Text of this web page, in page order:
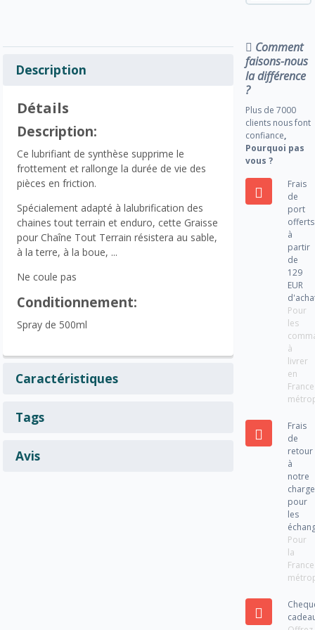
Description
Détails
Description:
Ce lubrifiant de synthèse supprime le
frottement et rallonge la durée de vie des
pièces en friction.
Spécialement adapté à lalubrification des
chaines tout terrain et enduro, cette Graisse
pour Chaîne Tout Terrain résistera au sable,
à la terre, à la boue, ...
Ne coule pas
Conditionnement:
Spray de 500ml
Caractéristiques
Tags
Avis
Comment
faisons-nous
la différence
?
Plus de 7000
clients nous font
confiance,
Pourquoi pas
vous ?
Frais
de
port
offerts
à
partir
de
129
EUR
Pour
les
à
livrer
en
France
Frais
de
retour
à
notre
charge
pour
les
Pour
la
France